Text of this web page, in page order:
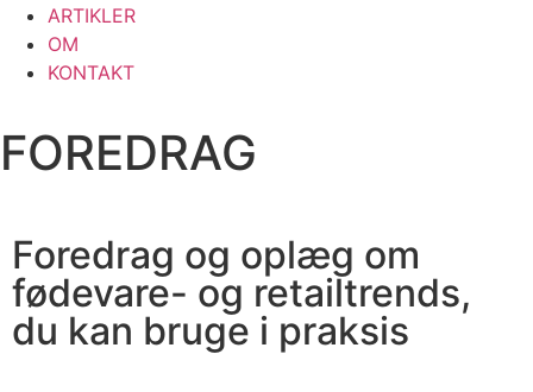
ARTIKLER
OM
KONTAKT
FOREDRAG
Foredrag og oplæg om
fødevare- og retailtrends,
du kan bruge i praksis